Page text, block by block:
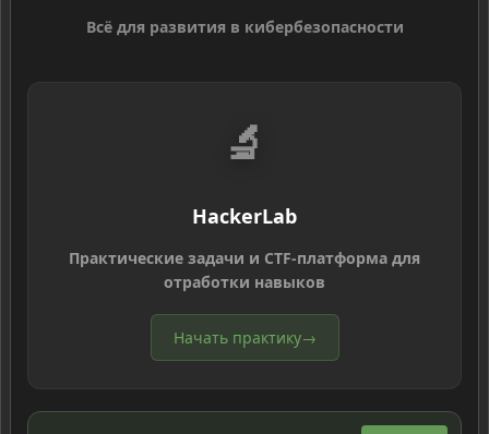
Всё для развития в кибербезопасности
🔬
HackerLab
Практические задачи и CTF-платформа для
отработки навыков
Начать практику→